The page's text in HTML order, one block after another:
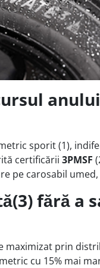
sporit (1),
certificării 3PMSF
pe carosabil
fără a
maximizat prin
cu 15% mai